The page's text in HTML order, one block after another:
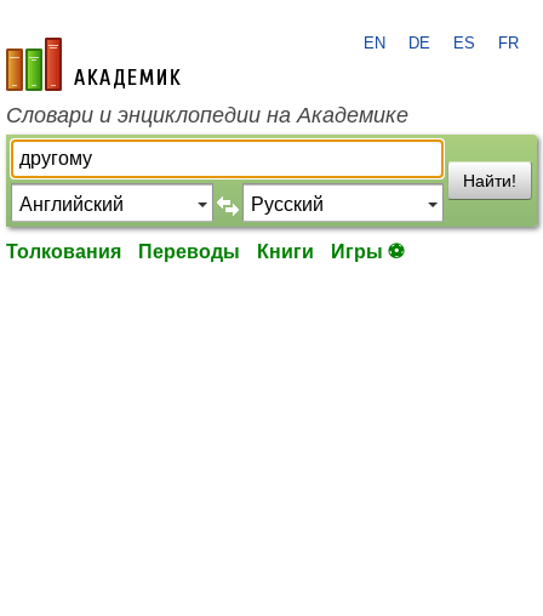
academic.ru
EN DE ES FR
Словари и энциклопедии на Академике
Найти!
Толкования Переводы Книги Игры ⚽